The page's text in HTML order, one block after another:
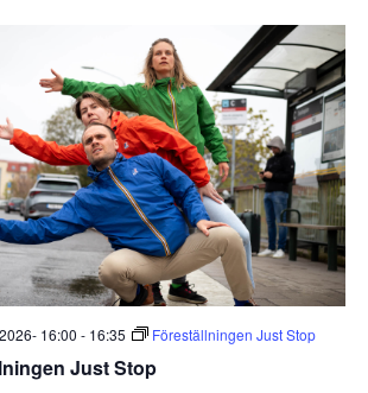
Just Stop
16:00 - 16:35 Föreställningen Just Stop